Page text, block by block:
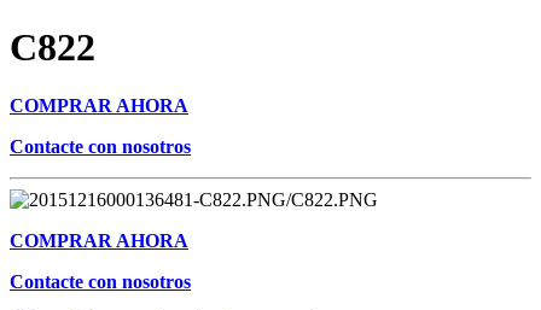
C822
COMPRAR AHORA
Contacte con nosotros
COMPRAR AHORA
Contacte con nosotros